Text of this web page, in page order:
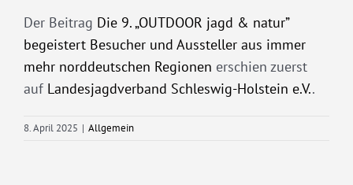
Der Beitrag Die 9. „OUTDOOR jagd & natur”
begeistert Besucher und Aussteller aus immer
mehr norddeutschen Regionen erschien zuerst
auf Landesjagdverband Schleswig-Holstein e.V..
8. April 2025 | Allgemein